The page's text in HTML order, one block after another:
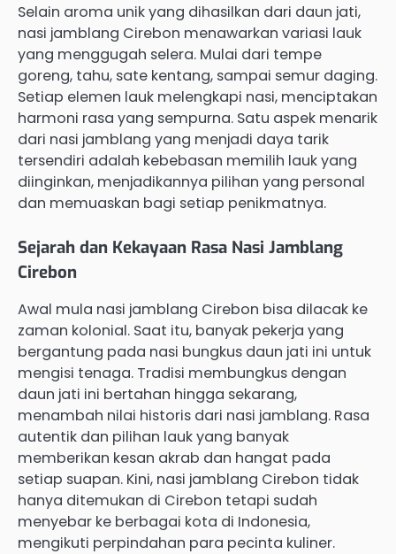
Selain aroma unik yang dihasilkan dari daun jati,
nasi jamblang Cirebon menawarkan variasi lauk
yang menggugah selera. Mulai dari tempe
goreng, tahu, sate kentang, sampai semur daging.
Setiap elemen lauk melengkapi nasi, menciptakan
harmoni rasa yang sempurna. Satu aspek menarik
dari nasi jamblang yang menjadi daya tarik
tersendiri adalah kebebasan memilih lauk yang
diinginkan, menjadikannya pilihan yang personal
dan memuaskan bagi setiap penikmatnya.
Sejarah dan Kekayaan Rasa Nasi Jamblang
Cirebon
Awal mula nasi jamblang Cirebon bisa dilacak ke
zaman kolonial. Saat itu, banyak pekerja yang
bergantung pada nasi bungkus daun jati ini untuk
mengisi tenaga. Tradisi membungkus dengan
daun jati ini bertahan hingga sekarang,
menambah nilai historis dari nasi jamblang. Rasa
autentik dan pilihan lauk yang banyak
memberikan kesan akrab dan hangat pada
setiap suapan. Kini, nasi jamblang Cirebon tidak
hanya ditemukan di Cirebon tetapi sudah
menyebar ke berbagai kota di Indonesia,
mengikuti perpindahan para pecinta kuliner.